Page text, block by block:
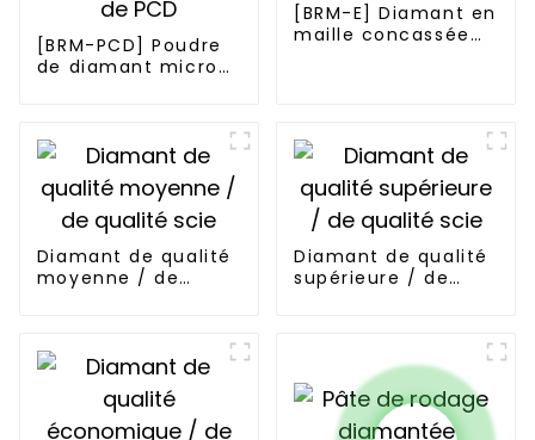
[BRM-PCD] Poudre
de diamant micron
[BRM-E] Diamant en
maille concassée
Diamant de qualité
moyenne / de
Diamant de qualité
supérieure / de